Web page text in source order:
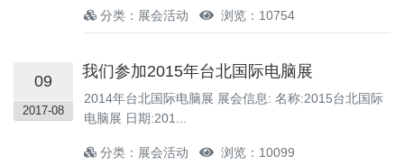
分类：展会活动 浏览：10754
09
2017-08
我们参加2015年台北国际电脑展
2014年台北国际电脑展 展会信息: 名称:2015台北国际
电脑展 日期:201...
分类：展会活动 浏览：10099